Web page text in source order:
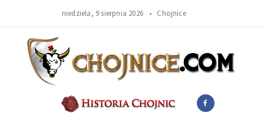
niedziela, 9 sierpnia 2026 • Chojnice